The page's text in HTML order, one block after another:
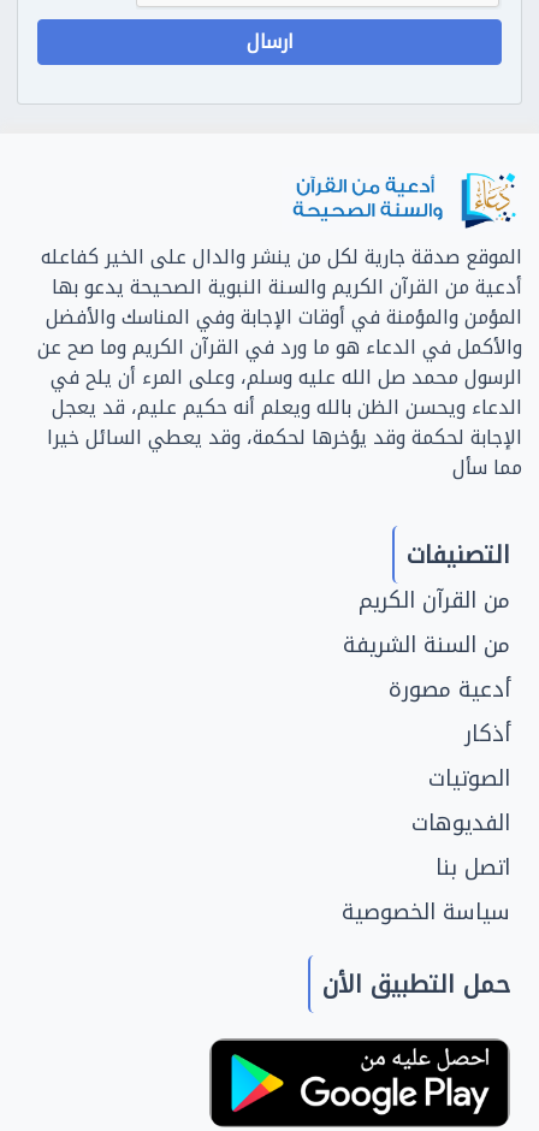
الموقع صدقة جارية لكل من ينشر والدال على الخير كفاعله
أدعية من القرآن الكريم والسنة النبوية الصحيحة يدعو بها
المؤمن والمؤمنة في أوقات الإجابة وفي المناسك والأفضل
والأكمل في الدعاء هو ما ورد في القرآن الكريم وما صح عن
الرسول محمد صل الله عليه وسلم، وعلى المرء أن يلح في
الدعاء ويحسن الظن بالله ويعلم أنه حكيم عليم، قد يعجل
الإجابة لحكمة وقد يؤخرها لحكمة، وقد يعطي السائل خيرا
مما سأل
التصنيفات
من القرآن الكريم
من السنة الشريفة
أدعية مصورة
أذكار
الصوتيات
الفديوهات
اتصل بنا
سياسة الخصوصية
حمل التطبيق الأن